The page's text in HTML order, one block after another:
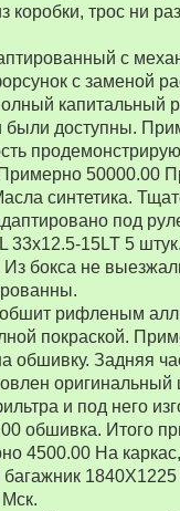
коробки, трос ни
с
с заменой
капитальный
доступны.
50000.00
синтетика.
под
33x12.5-15LT 5
бокса не
обшит рифленым
покраской.
Задняя
и под него
обшивка. Итого
4500.00 На
Мск.